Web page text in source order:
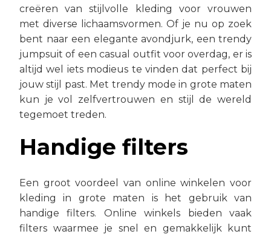
creëren van stijlvolle kleding voor vrouwen
met diverse lichaamsvormen. Of je nu op zoek
bent naar een elegante avondjurk, een trendy
jumpsuit of een casual outfit voor overdag, er is
altijd wel iets modieus te vinden dat perfect bij
jouw stijl past. Met trendy mode in grote maten
kun je vol zelfvertrouwen en stijl de wereld
tegemoet treden.
Handige filters
Een groot voordeel van online winkelen voor
kleding in grote maten is het gebruik van
handige filters. Online winkels bieden vaak
filters waarmee je snel en gemakkelijk kunt